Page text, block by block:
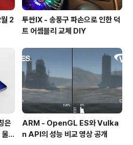
2
투싼IX - 송풍구 파손으로 인한 덕
트 어셈블리 교체 DIY
은
트
ARM - OpenGL ES와 Vulka
n API의 성능 비교 영상 공개